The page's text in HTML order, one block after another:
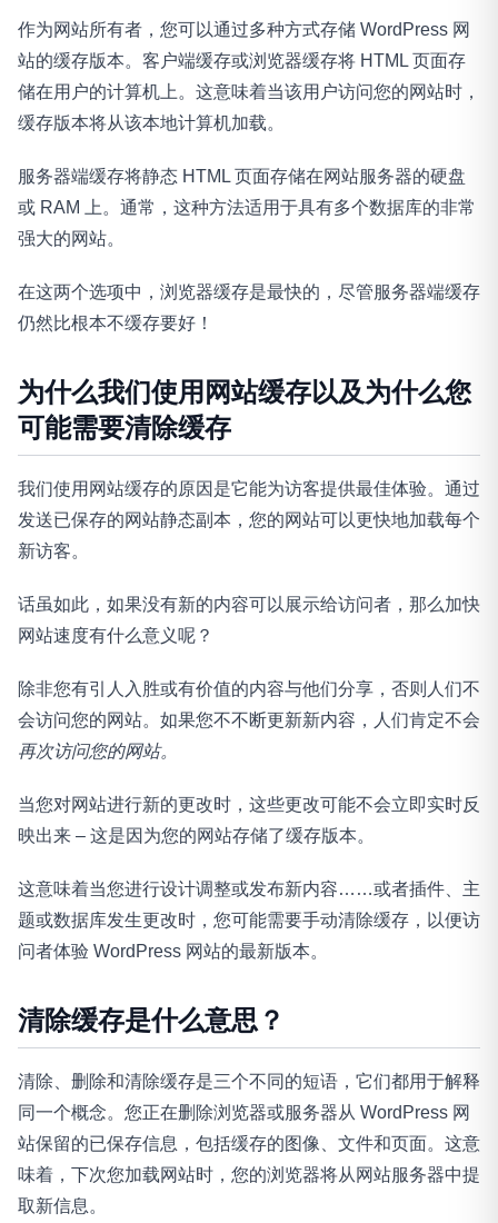
作为网站所有者，您可以通过多种方式存储 WordPress 网
站的缓存版本。客户端缓存或浏览器缓存将 HTML 页面存
储在用户的计算机上。这意味着当该用户访问您的网站时，
缓存版本将从该本地计算机加载。
服务器端缓存将静态 HTML 页面存储在网站服务器的硬盘
或 RAM 上。通常，这种方法适用于具有多个数据库的非常
强大的网站。
在这两个选项中，浏览器缓存是最快的，尽管服务器端缓存
仍然比根本不缓存要好！
为什么我们使用网站缓存以及为什么您
可能需要清除缓存
我们使用网站缓存的原因是它能为访客提供最佳体验。通过
发送已保存的网站静态副本，您的网站可以更快地加载每个
新访客。
话虽如此，如果没有新的内容可以展示给访问者，那么加快
网站速度有什么意义呢？
除非您有引人入胜或有价值的内容与他们分享，否则人们不
会访问您的网站。如果您不不断更新新内容，人们肯定不会
再次访问您的网站。
当您对网站进行新的更改时，这些更改可能不会立即实时反
映出来 – 这是因为您的网站存储了缓存版本。
这意味着当您进行设计调整或发布新内容……或者插件、主
题或数据库发生更改时，您可能需要手动清除缓存，以便访
问者体验 WordPress 网站的最新版本。
清除缓存是什么意思？
清除、删除和清除缓存是三个不同的短语，它们都用于解释
同一个概念。您正在删除浏览器或服务器从 WordPress 网
站保留的已保存信息，包括缓存的图像、文件和页面。这意
味着，下次您加载网站时，您的浏览器将从网站服务器中提
取新信息。